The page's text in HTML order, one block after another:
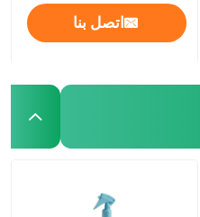
اتصل بنا